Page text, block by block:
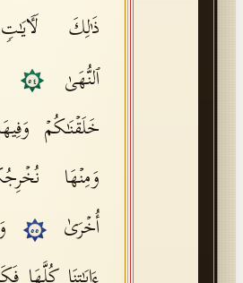
ذَ ٰ⁠لِكَ
ٱلنُّهَىٰ
٥٤
خَلَقۡنَـٰكُمۡ
وَمِنۡهَا
أُخۡرَىٰ
٥٥